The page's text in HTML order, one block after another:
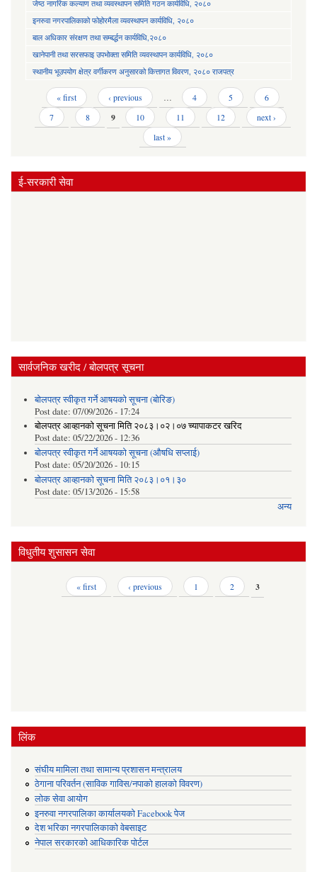
जेष्ठ नागरिक कल्याण तथा व्यवस्थापन समिति गठन कार्यविधि, २०८०
इनरुवा नगरपालिकाको फोहोरमैला व्यवस्थापन कार्यविधि, २०८०
बाल अधिकार संरक्षण तथा सम्बर्द्धन कार्यविधि,२०८०
खानेपानी तथा सरसफाइ उपभोक्ता समिति व्यवस्थापन कार्यविधि, २०८०
स्थानीय भूउपयोग क्षेत्र वर्गीकरण अनुसारको कित्तागत विवरण, २०८० राजपत्र
Pages « first ‹ previous … 4 5
6
7
8 9 10 11 12
next ›
last »
ई-सरकारी सेवा
सार्वजनिक खरीद / बोलपत्र सूचना
बोलपत्र स्वीकृत गर्ने आषयको सूचना (बोरिङ)
Post date: 07/09/2026 - 17:24
बोलपत्र आव्हानको सूचना मिति २०८३।०२।०७ च्यापाकटर खरिद
Post date: 05/22/2026 - 12:36
बोलपत्र स्वीकृत गर्ने आषयको सूचना (औषधि सप्लाई)
Post date: 05/20/2026 - 10:15
बोलपत्र आव्हानको सूचना मिति २०८३।०१।३०
Post date: 05/13/2026 - 15:58
अन्य
विधुतीय शुसासन सेवा
« first ‹ previous 1 2 3
लिंक
संघीय मामिला तथा सामान्य प्रशासन मन्त्रालय
ठेगाना परिवर्तन (साविक गाविस/नपाको हालको विवरण)
लोक सेवा आयोग
इनरुवा नगरपालिका कार्यालयको Facebook पेज
देश भरिका नगरपालिकाको वेबसाइट
नेपाल सरकारको आधिकारिक पोर्टल